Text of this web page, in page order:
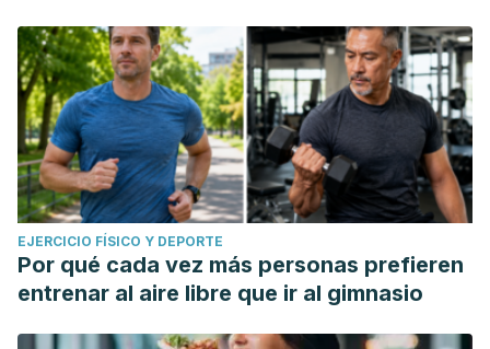
EJERCICIO FÍSICO Y DEPORTE
Por qué cada vez más personas prefieren
entrenar al aire libre que ir al gimnasio